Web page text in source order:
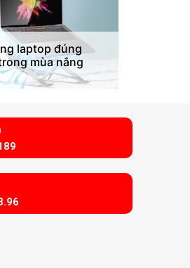
laptop đúng
mùa nắng